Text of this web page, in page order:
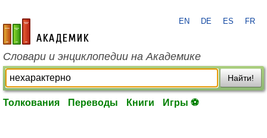
academic.ru
EN DE ES FR
Словари и энциклопедии на Академике
Найти!
Толкования Переводы Книги Игры ⚽